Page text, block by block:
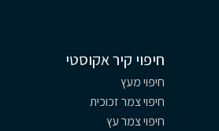
חיפוי קיר אקוסטי
חיפוי מעץ
חיפוי צמר זכוכית
חיפוי צמר עץ